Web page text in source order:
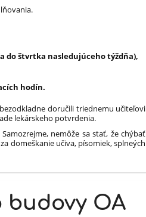
do štvrtka nasledujúceho týždňa),
hodín.
doručili triednemu učiteľovi
lekárskeho potvrdenia.
nemôže sa stať, že chýbať
domeškanie učiva, písomiek, splneých
OA